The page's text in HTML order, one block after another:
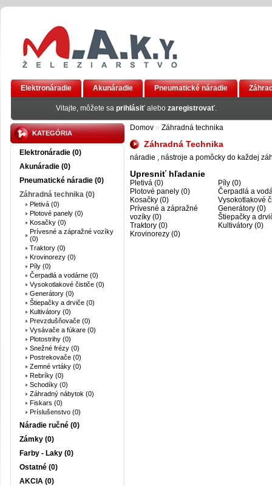
Vitajte, môžete sa prihlásiť alebo zaregistrovať.
Elektronáradie Akunáradie Pneumatické náradie
KATEGÓRIA
Elektronáradie (0)
Akunáradie (0)
Pneumatické náradie (0)
Záhradná technika (0)
Pletivá (0)
Plotové panely (0)
Kosačky (0)
Prívesné a zápražné vozíky
(0)
Traktory (0)
Krovinorezy (0)
Píly (0)
Čerpadlá a vodárne (0)
Vysokotlakové čističe (0)
Generátory (0)
Štiepačky a drviče (0)
Kultivátory (0)
Prevzdušňovače (0)
Vysávače a fúkare (0)
Plotostrihy (0)
Snežné frézy (0)
Postrekovače (0)
Zemné vrtáky (0)
Rebríky (0)
Schodíky (0)
Záhradný nábytok (0)
Fiskars (0)
Príslušenstvo (0)
Náradie ručné (0)
Zámky (0)
Farby - Laky (0)
Ostatné (0)
AKCIA (0)
Domov » Záhradná technika
Záhradná Technika
náradie , nástroje a pomôcky do každej
Upresniť hľadanie
Pletivá (0)
Plotové panely (0)
Kosačky (0)
Prívesné a zápražné
vozíky (0)
Traktory (0)
Krovinorezy (0)
Píly (0)
Čerpadlá a
Vysokotlakové
Generátory (0)
Štiepačky a
Kultivátory (0)